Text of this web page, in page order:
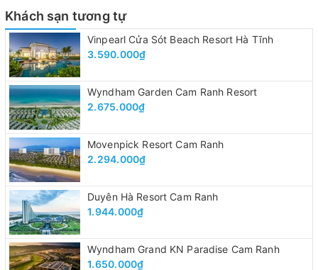
Khách sạn tương tự
Vinpearl Cửa Sót Beach Resort Hà Tĩnh
3.590.000₫
Wyndham Garden Cam Ranh Resort
2.675.000₫
Movenpick Resort Cam Ranh
2.294.000₫
Duyên Hà Resort Cam Ranh
1.944.000₫
Wyndham Grand KN Paradise Cam Ranh
1.650.000₫